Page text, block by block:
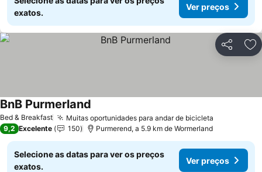
exatos.
Ver preços
Partilhar
Bed & Breakfast Muitas oportunidades para andar de bicicleta
BnB Purmerland
9,2 Excelente 150 Purmerend, a 5.9 km de Wormerland
Selecione as datas para ver os preços
exatos.
Ver preços